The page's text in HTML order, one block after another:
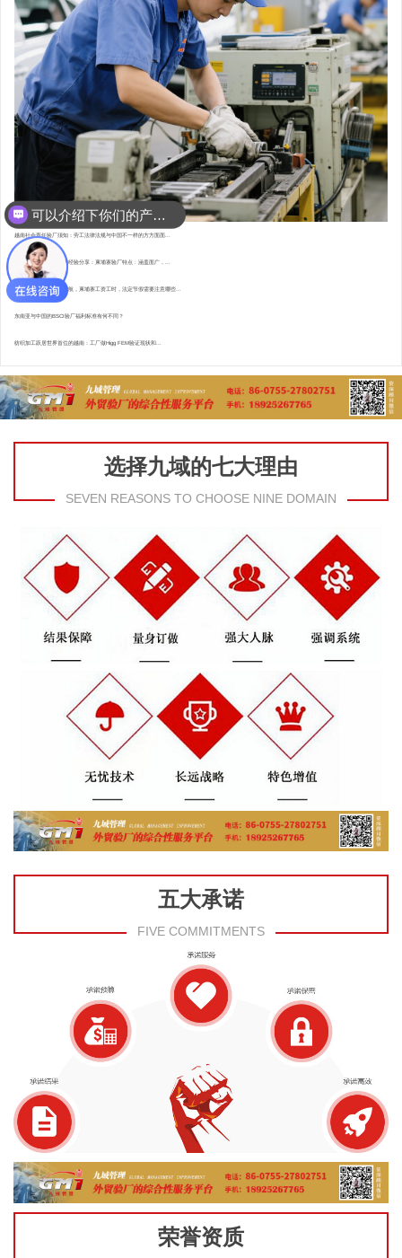
越南社会责任验厂须知：劳工法律法规与中国不一样的方方面面...
东南亚资深验厂顾问的经验分享：柬埔寨验厂特点 : 涵盖面广，...
直赴柬埔寨，为验厂护航，柬埔寨工资工时，法定节假需要注意哪些...
东南亚与中国的BSCI验厂福利标准有何不同？
纺织加工跃居世界首位的越南：工厂做Higg FEM验证现状和...
选择九域的七大理由
SEVEN REASONS TO CHOOSE NINE DOMAIN
五大承诺
FIVE COMMITMENTS
荣誉资质